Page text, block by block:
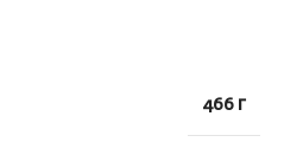
466 г